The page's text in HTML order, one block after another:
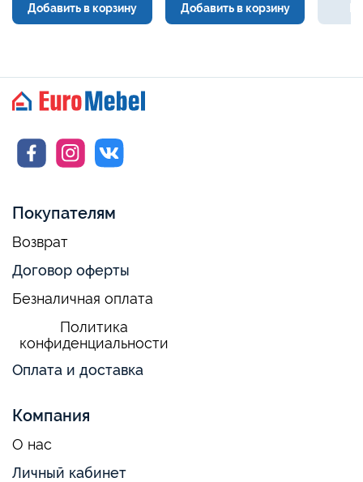
Добавить в корзину Добавить в корзину
Покупателям
Возврат
Договор оферты
Безналичная оплата
Политика
конфиденциальности
Оплата и доставка
Компания
О нас
Личный кабинет